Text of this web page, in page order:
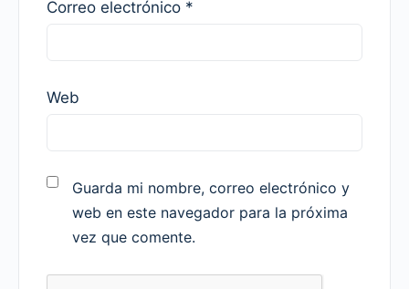
Correo electrónico *
Web
Guarda mi nombre, correo electrónico y
web en este navegador para la próxima
vez que comente.